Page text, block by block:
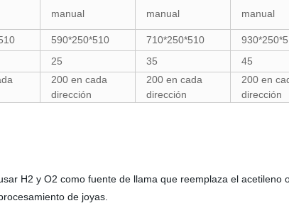
manual manual manual
590*250*510 710*250*510
25 35 45
200 en cada
dirección
200 en cada
dirección
200 en
dirección
H2 y O2 como fuente de llama que reemplaza el
de joyas.